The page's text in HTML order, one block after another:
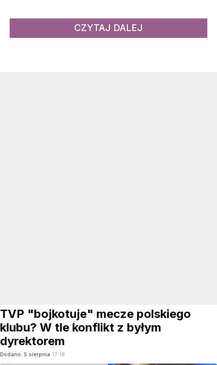
CZYTAJ DALEJ
TVP "bojkotuje" mecze polskiego
klubu? W tle konflikt z byłym
dyrektorem
Dodano: 5 sierpnia 17:18